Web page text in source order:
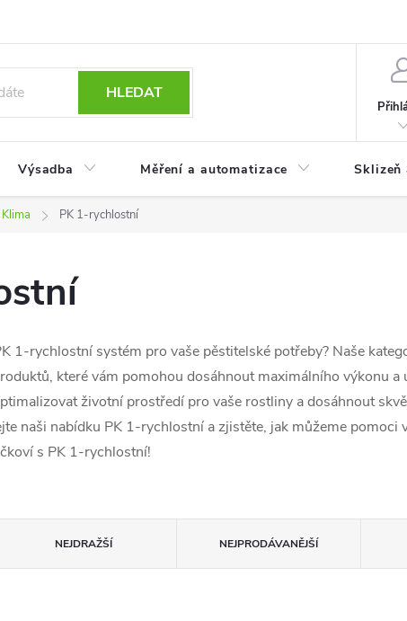
HLEDAT
Výsadba Měření a automatizace Sklizeň
PK 1-rychlostní
1-rychlostní systém pro vaše pěstitelské potřeby? Naše
které vám pomohou dosáhnout maximálního výkonu a
životní prostředí pro vaše rostliny a dosáhnout
naši nabídku PK 1-rychlostní a zjistěte, jak můžeme pomoci
s PK 1-rychlostní!
NEJDRAŽŠÍ NEJPRODÁVANĚJŠÍ